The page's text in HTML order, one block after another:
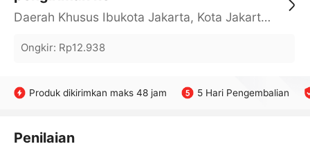
Daerah Khusus Ibukota Jakarta, Kota Jakarta Barat, Cengkareng, yy
Ongkir: Rp12.938
Produk dikirimkan maks 48 jam 5 Hari Pengembalian
Penilaian